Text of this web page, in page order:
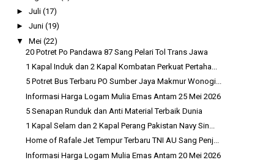
► Juli (17)
► Juni (19)
▼ Mei (22)
20 Potret Po Pandawa 87 Sang Pelari Tol Trans Jawa
1 Kapal Induk dan 2 Kapal Kombatan Perkuat Pertaha...
5 Potret Bus Terbaru PO Sumber Jaya Makmur Wonogi...
Informasi Harga Logam Mulia Emas Antam 25 Mei 2026
5 Senapan Runduk dan Anti Material Terbaik Dunia
1 Kapal Selam dan 2 Kapal Perang Pakistan Navy Sin...
Home of Rafale Jet Tempur Terbaru TNI AU Sang Penj...
Informasi Harga Logam Mulia Emas Antam 20 Mei 2026